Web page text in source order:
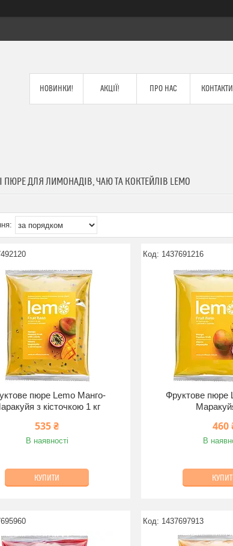
НОВИНКИ! АКЦІЇ! ПРО НАС КОНТАКТИ
ПЮРЕ ДЛЯ ЛИМОНАДІВ, ЧАЮ ТА КОКТЕЙЛІВ LEMO
пюре Lemo Манго-
з кісточкою 1 кг
535 ₴
В наявності
КУПИТИ
1437691216
Фруктове пюре
460
В
1437697913